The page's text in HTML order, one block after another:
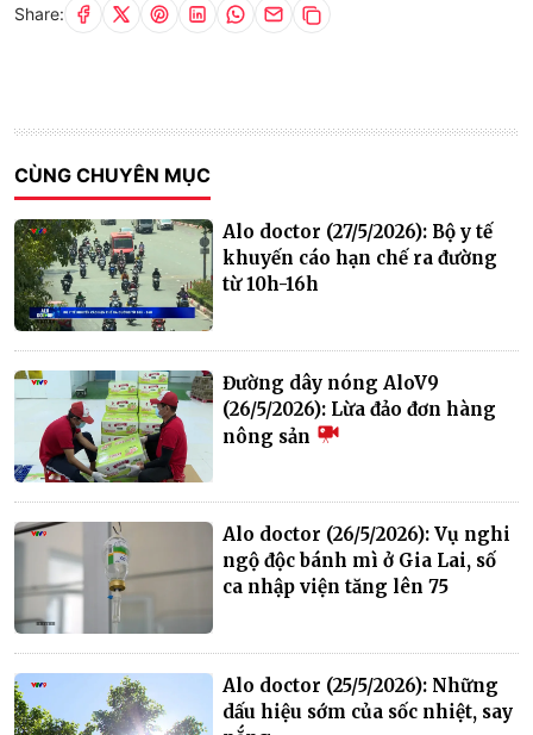
Share:
CÙNG CHUYÊN MỤC
Alo doctor (27/5/2026): Bộ y tế
khuyến cáo hạn chế ra đường
từ 10h-16h
Đường dây nóng AloV9
(26/5/2026): Lừa đảo đơn hàng
nông sản
Alo doctor (26/5/2026): Vụ nghi
ngộ độc bánh mì ở Gia Lai, số
ca nhập viện tăng lên 75
Alo doctor (25/5/2026): Những
dấu hiệu sớm của sốc nhiệt, say